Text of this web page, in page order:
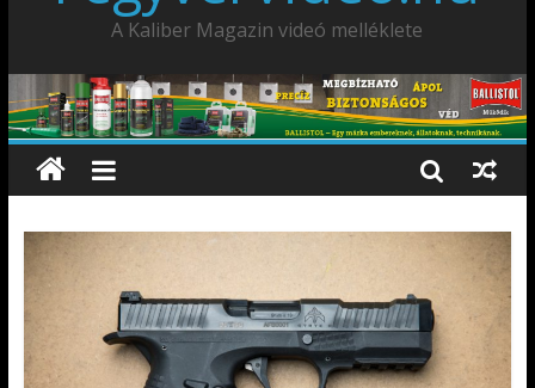
AMD-65 oktató METSZET
A Kaliber Magazin videó melléklete